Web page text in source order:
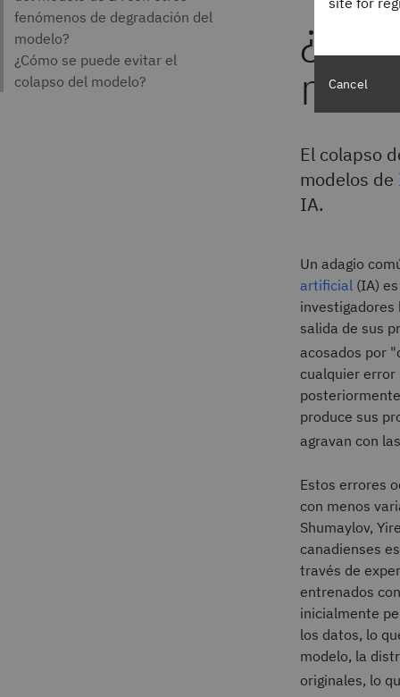
El colapso
modelos de
IA.
Un adagio
artificial (IA)
investigadores
salida de sus
acosados por
cualquier error
produce sus
agravan con
Estos errores
con menos
Shumaylov,
canadienses
través de
entrenados
inicialmente
los datos, lo
modelo, la
originales, lo
Cancel